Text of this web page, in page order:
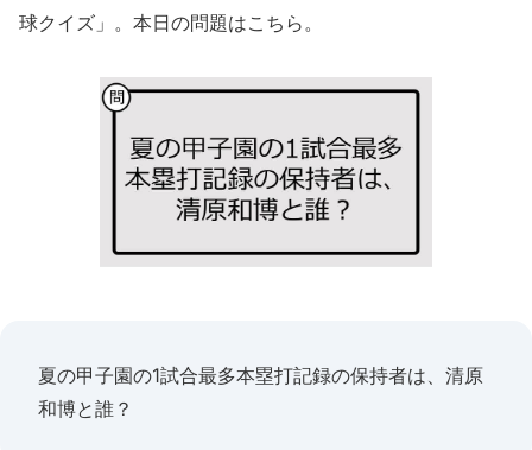
球クイズ」。本日の問題はこちら。
夏の甲子園の1試合最多本塁打記録の保持者は、清原
和博と誰？